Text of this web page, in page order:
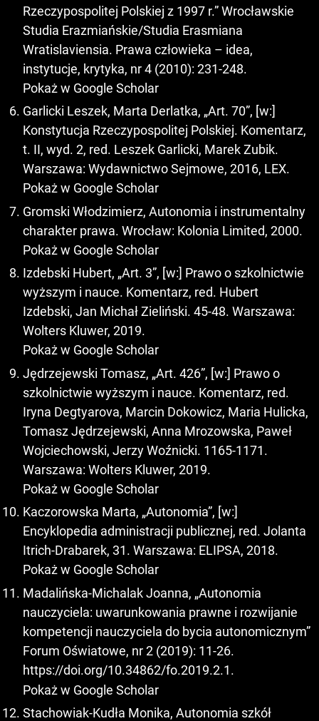
Rzeczypospolitej Polskiej z 1997 r.” Wrocławskie
Studia Erazmiańskie/Studia Erasmiana
Wratislaviensia. Prawa człowieka – idea,
instytucje, krytyka, nr 4 (2010): 231-248.
Pokaż w Google Scholar
Garlicki Leszek, Marta Derlatka, „Art. 70”, [w:]
Konstytucja Rzeczypospolitej Polskiej. Komentarz,
t. II, wyd. 2, red. Leszek Garlicki, Marek Zubik.
Warszawa: Wydawnictwo Sejmowe, 2016, LEX.
Pokaż w Google Scholar
Gromski Włodzimierz, Autonomia i instrumentalny
charakter prawa. Wrocław: Kolonia Limited, 2000.
Pokaż w Google Scholar
Izdebski Hubert, „Art. 3”, [w:] Prawo o szkolnictwie
wyższym i nauce. Komentarz, red. Hubert
Izdebski, Jan Michał Zieliński. 45-48. Warszawa:
Wolters Kluwer, 2019.
Pokaż w Google Scholar
Jędrzejewski Tomasz, „Art. 426”, [w:] Prawo o
szkolnictwie wyższym i nauce. Komentarz, red.
Iryna Degtyarova, Marcin Dokowicz, Maria Hulicka,
Tomasz Jędrzejewski, Anna Mrozowska, Paweł
Wojciechowski, Jerzy Woźnicki. 1165-1171.
Warszawa: Wolters Kluwer, 2019.
Pokaż w Google Scholar
Kaczorowska Marta, „Autonomia”, [w:]
Encyklopedia administracji publicznej, red. Jolanta
Itrich-Drabarek, 31. Warszawa: ELIPSA, 2018.
Pokaż w Google Scholar
Madalińska-Michalak Joanna, „Autonomia
nauczyciela: uwarunkowania prawne i rozwijanie
kompetencji nauczyciela do bycia autonomicznym”
Forum Oświatowe, nr 2 (2019): 11-26.
https://doi.org/10.34862/fo.2019.2.1.
Pokaż w Google Scholar
Stachowiak-Kudła Monika, Autonomia szkół